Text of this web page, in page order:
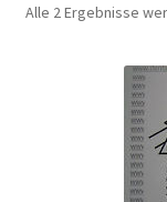
Reparaturservice
Wichtige Infos
Alle 2 Ergebnisse